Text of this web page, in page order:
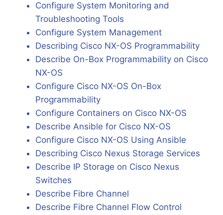
Configure System Monitoring and
Troubleshooting Tools
Configure System Management
Describing Cisco NX-OS Programmability
Describe On-Box Programmability on Cisco
NX-OS
Configure Cisco NX-OS On-Box
Programmability
Configure Containers on Cisco NX-OS
Describe Ansible for Cisco NX-OS
Configure Cisco NX-OS Using Ansible
Describing Cisco Nexus Storage Services
Describe IP Storage on Cisco Nexus
Switches
Describe Fibre Channel
Describe Fibre Channel Flow Control